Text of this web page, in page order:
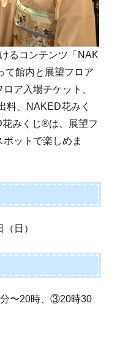
るコンテンツ「NAK
て館内と展望フロア
ア入場チケット、
料、NAKED花みく
みくじ®は、展望フ
ットで楽しめま
日）
〜20時、③20時30